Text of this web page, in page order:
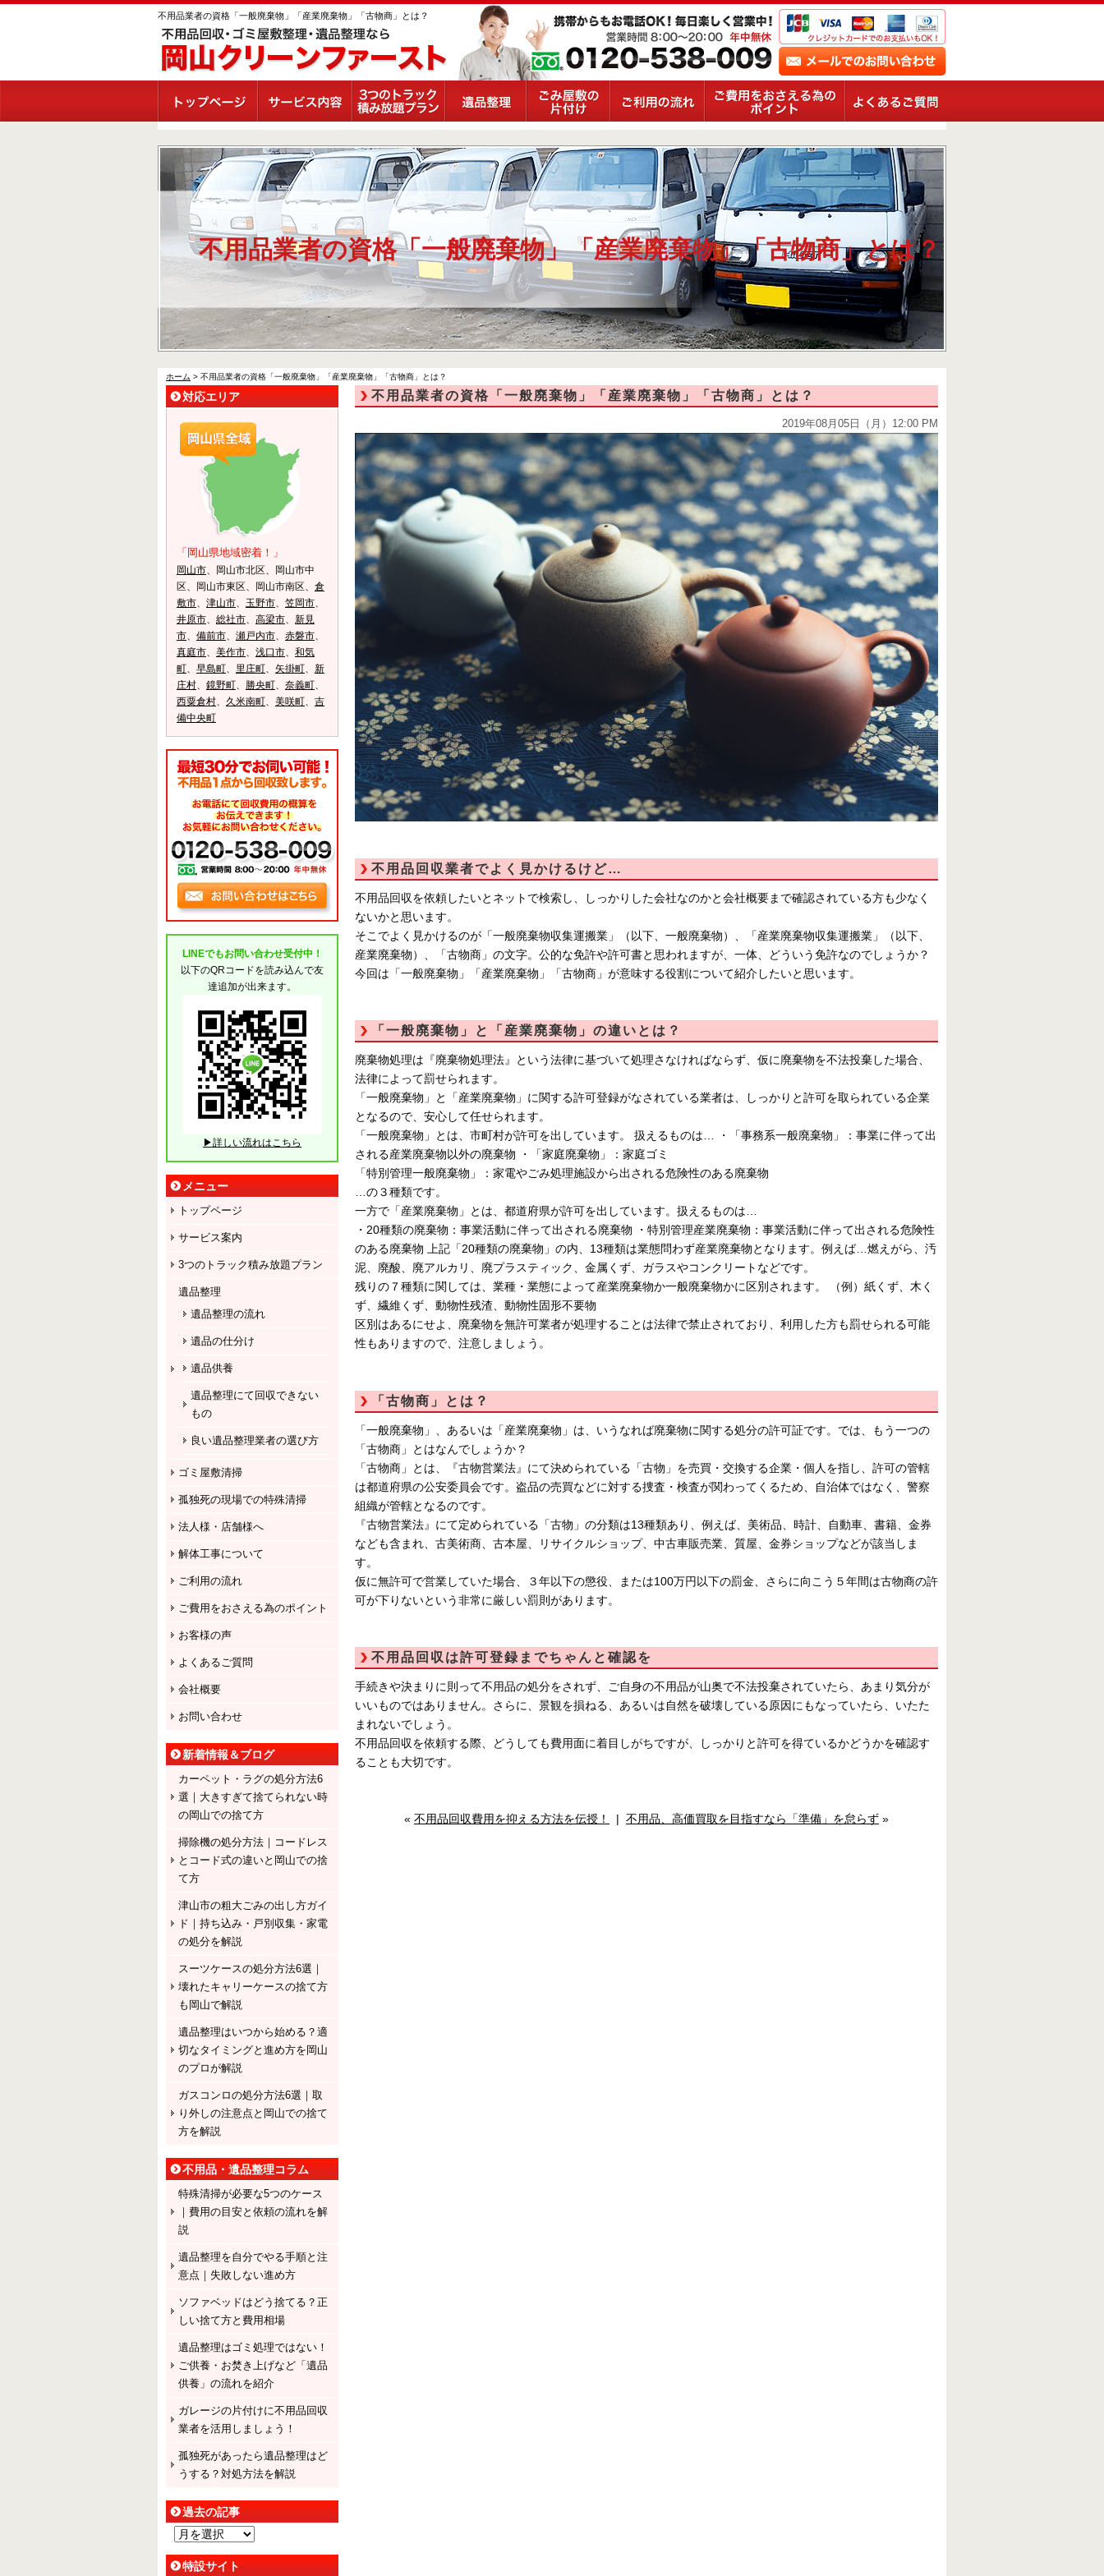
不用品業者の資格「一般廃棄物」「産業廃棄物」「古物商」とは？
不用品業者の資格「一般廃棄物」「産業廃棄物」「古物商」とは？
ホーム > 不用品業者の資格「一般廃棄物」「産業廃棄物」「古物商」とは？
不用品業者の資格「一般廃棄物」「産業廃棄物」「古物商」とは？
2019年08月05日（月）12:00 PM
不用品回収業者でよく見かけるけど…
不用品回収を依頼したいとネットで検索し、しっかりした会社なのかと会社概要まで確認されている方も少なく
ないかと思います。
そこでよく見かけるのが「一般廃棄物収集運搬業」（以下、一般廃棄物）、「産業廃棄物収集運搬業」（以下、
産業廃棄物）、「古物商」の文字。公的な免許や許可書と思われますが、一体、どういう免許なのでしょうか？
今回は「一般廃棄物」「産業廃棄物」「古物商」が意味する役割について紹介したいと思います。
「一般廃棄物」と「産業廃棄物」の違いとは？
廃棄物処理は『廃棄物処理法』という法律に基づいて処理さなければならず、仮に廃棄物を不法投棄した場合、
法律によって罰せられます。
「一般廃棄物」と「産業廃棄物」に関する許可登録がなされている業者は、しっかりと許可を取られている企業
となるので、安心して任せられます。
「一般廃棄物」とは、市町村が許可を出しています。 扱えるものは… ・「事務系一般廃棄物」：事業に伴って出
される産業廃棄物以外の廃棄物 ・「家庭廃棄物」：家庭ゴミ
「特別管理一般廃棄物」：家電やごみ処理施設から出される危険性のある廃棄物
…の３種類です。
一方で「産業廃棄物」とは、都道府県が許可を出しています。扱えるものは…
・20種類の廃棄物：事業活動に伴って出される廃棄物 ・特別管理産業廃棄物：事業活動に伴って出される危険性
のある廃棄物 上記「20種類の廃棄物」の内、13種類は業態問わず産業廃棄物となります。例えば…燃えがら、汚
泥、廃酸、廃アルカリ、廃プラスティック、金属くず、ガラスやコンクリートなどです。
残りの７種類に関しては、業種・業態によって産業廃棄物か一般廃棄物かに区別されます。 （例）紙くず、木く
ず、繊維くず、動物性残渣、動物性固形不要物
区別はあるにせよ、廃棄物を無許可業者が処理することは法律で禁止されており、利用した方も罰せられる可能
性もありますので、注意しましょう。
「古物商」とは？
「一般廃棄物」、あるいは「産業廃棄物」は、いうなれば廃棄物に関する処分の許可証です。では、もう一つの
「古物商」とはなんでしょうか？
「古物商」とは、『古物営業法』にて決められている「古物」を売買・交換する企業・個人を指し、許可の管轄
は都道府県の公安委員会です。盗品の売買などに対する捜査・検査が関わってくるため、自治体ではなく、警察
組織が管轄となるのです。
『古物営業法』にて定められている「古物」の分類は13種類あり、例えば、美術品、時計、自動車、書籍、金券
なども含まれ、古美術商、古本屋、リサイクルショップ、中古車販売業、質屋、金券ショップなどが該当しま
す。
仮に無許可で営業していた場合、３年以下の懲役、または100万円以下の罰金、さらに向こう５年間は古物商の許
可が下りないという非常に厳しい罰則があります。
不用品回収は許可登録までちゃんと確認を
手続きや決まりに則って不用品の処分をされず、ご自身の不用品が山奥で不法投棄されていたら、あまり気分が
いいものではありません。さらに、景観を損ねる、あるいは自然を破壊している原因にもなっていたら、いたた
まれないでしょう。
不用品回収を依頼する際、どうしても費用面に着目しがちですが、しっかりと許可を得ているかどうかを確認す
ることも大切です。
« 不用品回収費用を抑える方法を伝授！ | 不用品、高価買取を目指すなら「準備」を怠らず »
対応エリア
「岡山県地域密着！」
岡山市、岡山市北区、岡山市中
区、岡山市東区、岡山市南区、 倉
敷市、 津山市、 玉野市、 笠岡市、
井原市、 総社市、 高梁市、 新見
市、 備前市、 瀬戸内市、 赤磐市、
真庭市、 美作市、 浅口市、 和気
町、 早島町、 里庄町、 矢掛町、 新
庄村、 鏡野町、 勝央町、 奈義町、
西粟倉村、 久米南町、 美咲町、 吉
備中央町
LINEでもお問い合わせ受付中！
以下のQRコードを読み込んで友
達追加が出来ます。
▶詳しい流れはこちら
メニュー
トップページ
サービス案内
3つのトラック積み放題プラン
遺品整理
遺品整理の流れ
遺品の仕分け
遺品供養
遺品整理にて回収できない
もの
良い遺品整理業者の選び方
ゴミ屋敷清掃
孤独死の現場での特殊清掃
法人様・店舗様へ
解体工事について
ご利用の流れ
ご費用をおさえる為のポイント
お客様の声
よくあるご質問
会社概要
お問い合わせ
新着情報＆ブログ
カーペット・ラグの処分方法6
選｜大きすぎて捨てられない時
の岡山での捨て方
掃除機の処分方法｜コードレス
とコード式の違いと岡山での捨
て方
津山市の粗大ごみの出し方ガイ
ド｜持ち込み・戸別収集・家電
の処分を解説
スーツケースの処分方法6選｜
壊れたキャリーケースの捨て方
も岡山で解説
遺品整理はいつから始める？適
切なタイミングと進め方を岡山
のプロが解説
ガスコンロの処分方法6選｜取
り外しの注意点と岡山での捨て
方を解説
不用品・遺品整理コラム
特殊清掃が必要な5つのケース
｜費用の目安と依頼の流れを解
説
遺品整理を自分でやる手順と注
意点｜失敗しない進め方
ソファベッドはどう捨てる？正
しい捨て方と費用相場
遺品整理はゴミ処理ではない！
ご供養・お焚き上げなど「遺品
供養」の流れを紹介
ガレージの片付けに不用品回収
業者を活用しましょう！
孤独死があったら遺品整理はど
うする？対処方法を解説
過去の記事
の 特設サイト